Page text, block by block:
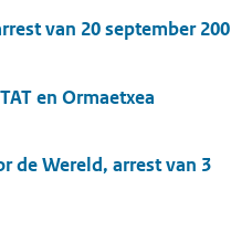
van 20 september 200
en Ormaetxea
de Wereld, arrest van 3